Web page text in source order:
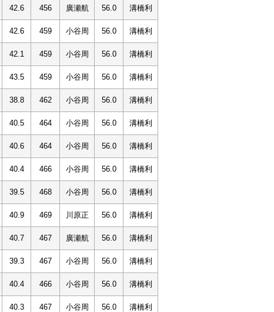
42.6 456 廣瀬航 56.0 溝橋利
42.6 459 小谷周 56.0 溝橋利
42.1 459 小谷周 56.0 溝橋利
43.5 459 小谷周 56.0 溝橋利
38.8 462 小谷周 56.0 溝橋利
40.5 464 小谷周 56.0 溝橋利
40.6 464 小谷周 56.0 溝橋利
40.4 466 小谷周 56.0 溝橋利
39.5 468 小谷周 56.0 溝橋利
40.9 469 川原正 56.0 溝橋利
40.7 467 廣瀬航 56.0 溝橋利
39.3 467 小谷周 56.0 溝橋利
40.4 466 小谷周 56.0 溝橋利
40.3 467 小谷周 56.0 溝橋利